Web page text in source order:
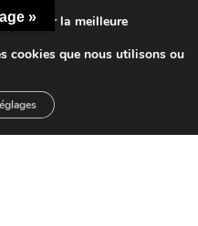
»
offrir la meilleure
cookies que nous utilisons ou